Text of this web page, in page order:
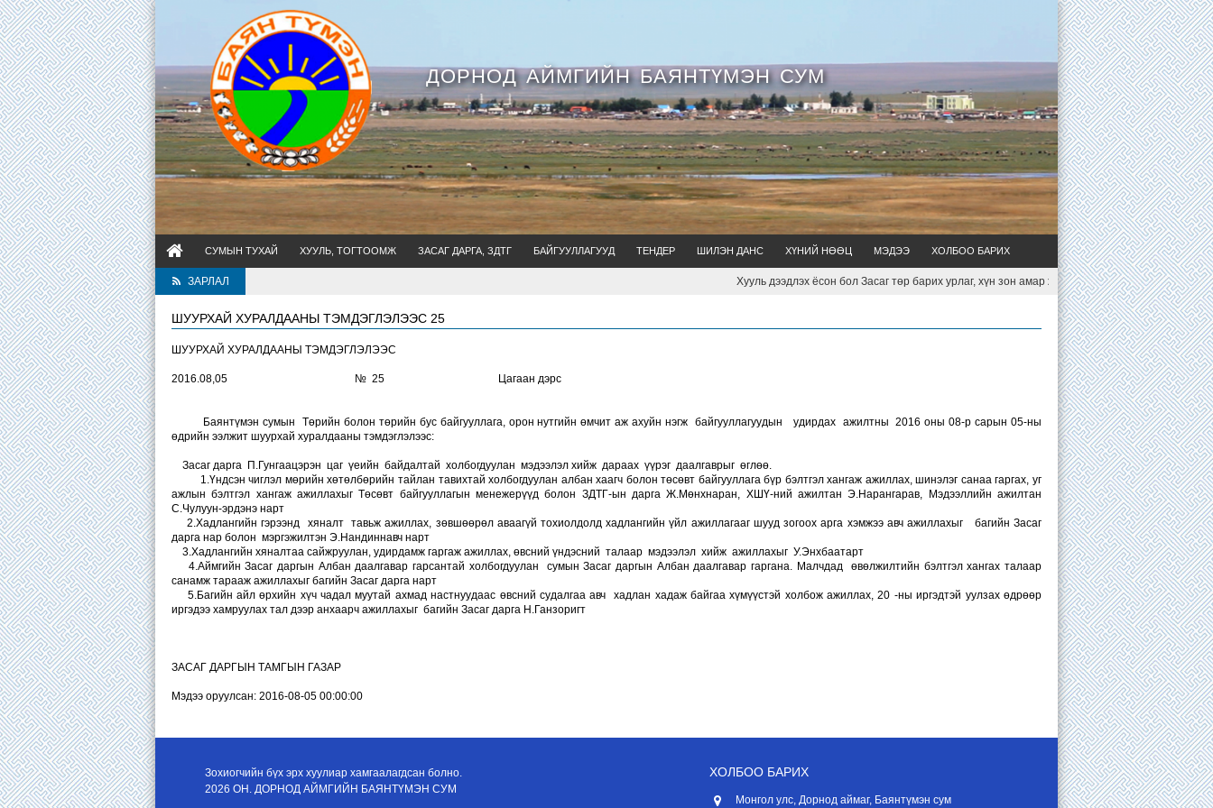
ДОРНОД АЙМГИЙН БАЯНТҮМЭН СУМ
СУМЫН ТУХАЙ ХУУЛЬ, ТОГТООМЖ ЗАСАГ ДАРГА, ЗДТГ БАЙГУУЛЛАГУУД ТЕНДЕР ШИЛЭН ДАНС ХҮНИЙ НӨӨЦ МЭДЭЭ ХОЛБОО БАРИХ
ЗАРЛАЛ Хууль дээдлэх ёсон бол Засаг төр барих урлаг, хүн зон амар жимир амьдархуйн арга ухаан
ШУУРХАЙ ХУРАЛДААНЫ ТЭМДЭГЛЭЛЭЭС 25
ШУУРХАЙ ХУРАЛДААНЫ ТЭМДЭГЛЭЛЭЭС
2016.08,05 № 25 Цагаан дэрс
Баянтүмэн сумын Төрийн болон төрийн бус байгууллага, орон нутгийн өмчит аж ахуйн нэгж байгууллагуудын удирдах ажилтны 2016 оны 08-р сарын 05-ны
өдрийн ээлжит шуурхай хуралдааны тэмдэглэлээс:
Засаг дарга П.Гунгаацэрэн цаг үеийн байдалтай холбогдуулан мэдээлэл хийж дараах үүрэг даалгаврыг өглөө.
1.Үндсэн чиглэл мөрийн хөтөлбөрийн тайлан тавихтай холбогдуулан албан хаагч болон төсөвт байгууллага бүр бэлтгэл хангаж ажиллах, шинэлэг санаа гаргах, уг
ажлын бэлтгэл хангаж ажиллахыг Төсөвт байгууллагын менежерүүд болон ЗДТГ-ын дарга Ж.Мөнхнаран, ХШҮ-ний ажилтан Э.Нарангарав, Мэдээллийн ажилтан
С.Чулуун-эрдэнэ нарт
2.Хадлангийн гэрээнд хяналт тавьж ажиллах, зөвшөөрөл аваагүй тохиолдолд хадлангийн үйл ажиллагааг шууд зогоох арга хэмжээ авч ажиллахыг багийн Засаг
дарга нар болон мэргэжилтэн Э.Нандиннавч нарт
3.Хадлангийн хяналтаа сайжруулан, удирдамж гаргаж ажиллах, өвсний үндэсний талаар мэдээлэл хийж ажиллахыг У.Энхбаатарт
4.Аймгийн Засаг даргын Албан даалгавар гарсантай холбогдуулан сумын Засаг даргын Албан даалгавар гаргана. Малчдад өвөлжилтийн бэлтгэл хангах талаар
санамж тарааж ажиллахыг багийн Засаг дарга нарт
5.Багийн айл өрхийн хүч чадал муутай ахмад настнуудаас өвсний судалгаа авч хадлан хадаж байгаа хүмүүстэй холбож ажиллах, 20 -ны иргэдтэй уулзах өдрөөр
иргэдээ хамруулах тал дээр анхаарч ажиллахыг багийн Засаг дарга Н.Ганзоригт
ЗАСАГ ДАРГЫН ТАМГЫН ГАЗАР
Мэдээ оруулсан: 2016-08-05 00:00:00
Зохиогчийн бүх эрх хуулиар хамгаалагдсан болно.
2026 ОН. ДОРНОД АЙМГИЙН БАЯНТҮМЭН СУМ
ХОЛБОО БАРИХ
Монгол улс, Дорнод аймаг, Баянтүмэн сум